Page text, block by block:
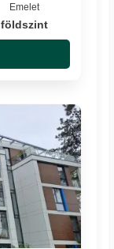
Emelet
földszint